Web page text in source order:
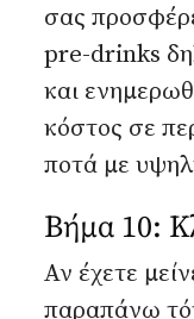
σας
pre-drinks
και
κόστος σε
ποτά με
Βήμα 10:
Αν έχετε
παραπάνω